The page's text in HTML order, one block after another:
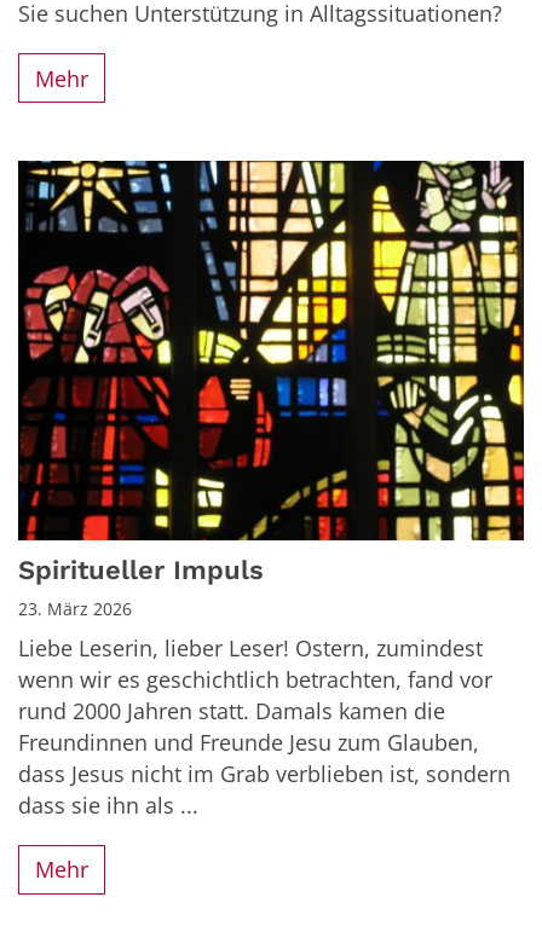
Sie suchen Unterstützung in Alltagssituationen?
Mehr
Spiritueller Impuls
23. März 2026
Liebe Leserin, lieber Leser! Ostern, zumindest
wenn wir es geschichtlich betrachten, fand vor
rund 2000 Jahren statt. Damals kamen die
Freundinnen und Freunde Jesu zum Glauben,
dass Jesus nicht im Grab verblieben ist, sondern
dass sie ihn als ...
Mehr